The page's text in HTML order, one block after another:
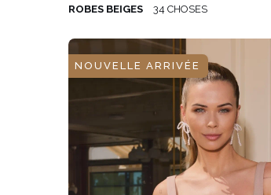
SAINT VALENTIN
COMMUNION
SAISON / TISSU
VESTES
VOIR TOUS
VOIR TOUS
ROBES BEIGES 34 CHOSES
NOUVELLE ARRIVÉE